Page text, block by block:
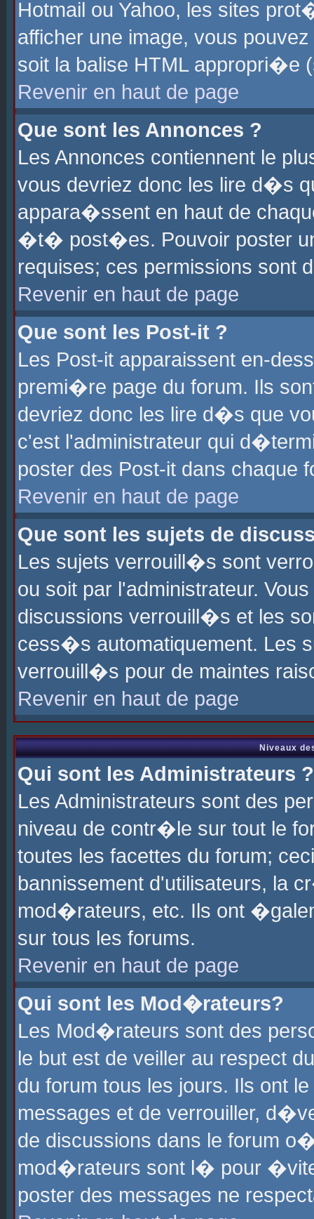
Hotmail ou Yahoo, les sites
afficher une image, vous
soit la balise HTML
Revenir en haut de page
Que sont les Annonces ?
Les Annonces contiennent le
vous devriez donc les lire d�s
appara�ssent en haut de
�t� post�es. Pouvoir poster
requises; ces permissions sont
Revenir en haut de page
Que sont les Post-it ?
Les Post-it apparaissent en-
premi�re page du forum. Ils
devriez donc les lire d�s que
c'est l'administrateur qui
poster des Post-it dans chaque
Revenir en haut de page
Que sont les sujets de
Les sujets verrouill�s sont
ou soit par l'administrateur.
discussions verrouill�s et les
cess�s automatiquement. Les
verrouill�s pour de maintes
Revenir en haut de page
Niveaux
Qui sont les Administrateurs ?
Les Administrateurs sont des
niveau de contr�le sur tout le
toutes les facettes du forum;
bannissement d'utilisateurs, la
mod�rateurs, etc. Ils ont
sur tous les forums.
Revenir en haut de page
Qui sont les Mod�rateurs?
Les Mod�rateurs sont des
le but est de veiller au respect
du forum tous les jours. Ils ont
messages et de verrouiller,
de discussions dans le forum
mod�rateurs sont l� pour
poster des messages ne